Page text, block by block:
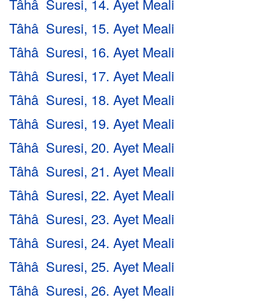
Tâhâ Suresi, 14. Ayet Meali
Tâhâ Suresi, 15. Ayet Meali
Tâhâ Suresi, 16. Ayet Meali
Tâhâ Suresi, 17. Ayet Meali
Tâhâ Suresi, 18. Ayet Meali
Tâhâ Suresi, 19. Ayet Meali
Tâhâ Suresi, 20. Ayet Meali
Tâhâ Suresi, 21. Ayet Meali
Tâhâ Suresi, 22. Ayet Meali
Tâhâ Suresi, 23. Ayet Meali
Tâhâ Suresi, 24. Ayet Meali
Tâhâ Suresi, 25. Ayet Meali
Tâhâ Suresi, 26. Ayet Meali